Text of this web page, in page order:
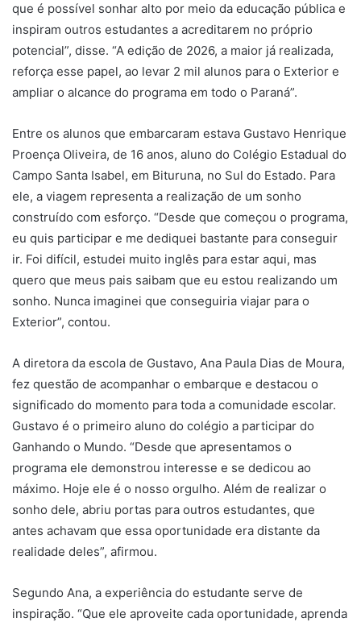
que é possível sonhar alto por meio da educação pública e
inspiram outros estudantes a acreditarem no próprio
potencial”, disse. “A edição de 2026, a maior já realizada,
reforça esse papel, ao levar 2 mil alunos para o Exterior e
ampliar o alcance do programa em todo o Paraná”.
Entre os alunos que embarcaram estava Gustavo Henrique
Proença Oliveira, de 16 anos, aluno do Colégio Estadual do
Campo Santa Isabel, em Bituruna, no Sul do Estado. Para
ele, a viagem representa a realização de um sonho
construído com esforço. “Desde que começou o programa,
eu quis participar e me dediquei bastante para conseguir
ir. Foi difícil, estudei muito inglês para estar aqui, mas
quero que meus pais saibam que eu estou realizando um
sonho. Nunca imaginei que conseguiria viajar para o
Exterior”, contou.
A diretora da escola de Gustavo, Ana Paula Dias de Moura,
fez questão de acompanhar o embarque e destacou o
significado do momento para toda a comunidade escolar.
Gustavo é o primeiro aluno do colégio a participar do
Ganhando o Mundo. “Desde que apresentamos o
programa ele demonstrou interesse e se dedicou ao
máximo. Hoje ele é o nosso orgulho. Além de realizar o
sonho dele, abriu portas para outros estudantes, que
antes achavam que essa oportunidade era distante da
realidade deles”, afirmou.
Segundo Ana, a experiência do estudante serve de
inspiração. “Que ele aproveite cada oportunidade, aprenda